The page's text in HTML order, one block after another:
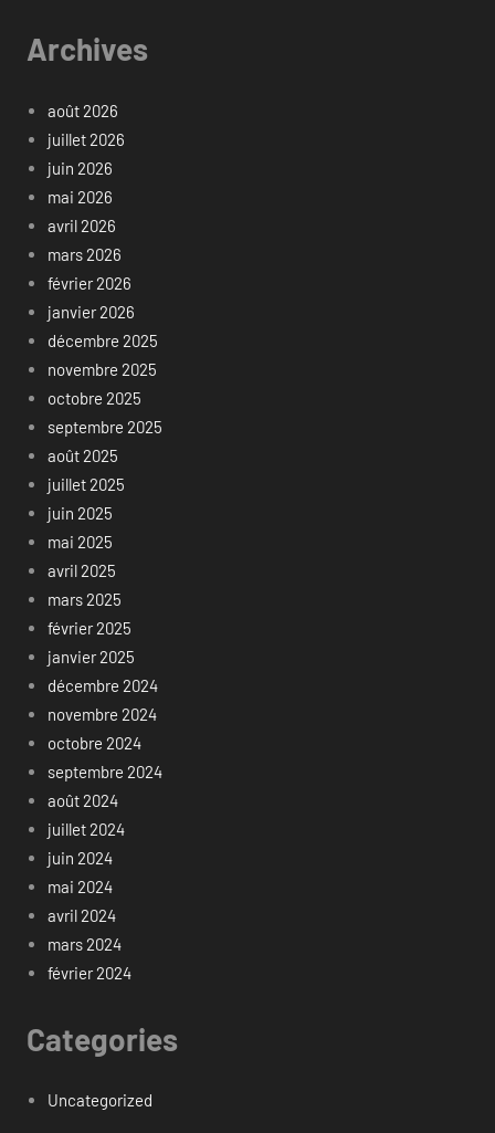
Archives
août 2026
juillet 2026
juin 2026
mai 2026
avril 2026
mars 2026
février 2026
janvier 2026
décembre 2025
novembre 2025
octobre 2025
septembre 2025
août 2025
juillet 2025
juin 2025
mai 2025
avril 2025
mars 2025
février 2025
janvier 2025
décembre 2024
novembre 2024
octobre 2024
septembre 2024
août 2024
juillet 2024
juin 2024
mai 2024
avril 2024
mars 2024
février 2024
Categories
Uncategorized